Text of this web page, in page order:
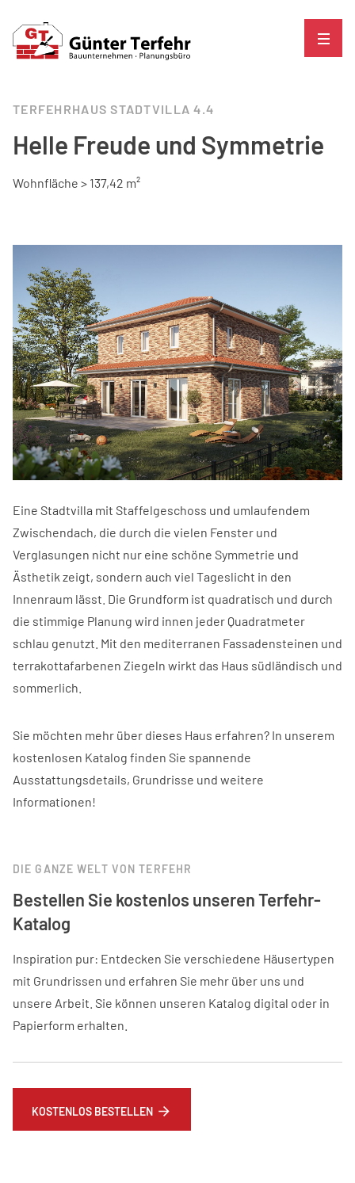
TERFEHRHAUS STADTVILLA 4.4
Helle Freude und Symmetrie
Wohnfläche > 137,42 m²
Eine Stadtvilla mit Staffelgeschoss und umlaufendem
Zwischendach, die durch die vielen Fenster und
Verglasungen nicht nur eine schöne Symmetrie und
Ästhetik zeigt, sondern auch viel Tageslicht in den
Innenraum lässt. Die Grundform ist quadratisch und durch
die stimmige Planung wird innen jeder Quadratmeter
schlau genutzt. Mit den mediterranen Fassadensteinen und
terrakottafarbenen Ziegeln wirkt das Haus südländisch und
sommerlich.
Sie möchten mehr über dieses Haus erfahren? In unserem
kostenlosen Katalog finden Sie spannende
Ausstattungsdetails, Grundrisse und weitere
Informationen!
DIE GANZE WELT VON TERFEHR
Bestellen Sie kostenlos unseren Terfehr-
Katalog
Inspiration pur: Entdecken Sie verschiedene Häusertypen
mit Grundrissen und erfahren Sie mehr über uns und
unsere Arbeit. Sie können unseren Katalog digital oder in
Papierform erhalten.
KOSTENLOS BESTELLEN